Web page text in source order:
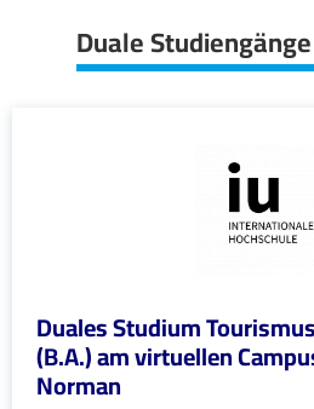
Duale
Duales Studium
(B.A.) am virtuellen
Norman